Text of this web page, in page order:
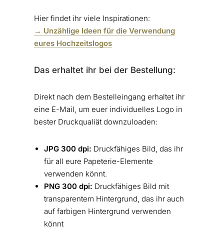
Hier findet ihr viele Inspirationen:
→ Unzählige Ideen für die Verwendung
eures Hochzeitslogos
Das erhaltet ihr bei der Bestellung:
Direkt nach dem Bestelleingang erhaltet ihr
eine E-Mail, um euer individuelles Logo in
bester Druckqualiät downzuloaden:
JPG 300 dpi: Druckfähiges Bild, das ihr
für all eure Papeterie-Elemente
verwenden könnt.
PNG 300 dpi: Druckfähiges Bild mit
transparentem Hintergrund, das ihr auch
auf farbigen Hintergrund verwenden
könnt